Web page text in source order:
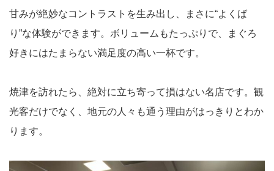
甘みが絶妙なコントラストを生み出し、まさに“よくば
り”な体験ができます。ボリュームもたっぷりで、まぐろ
好きにはたまらない満足度の高い一杯です。
焼津を訪れたら、絶対に立ち寄って損はない名店です。観
光客だけでなく、地元の人々も通う理由がはっきりとわか
ります。